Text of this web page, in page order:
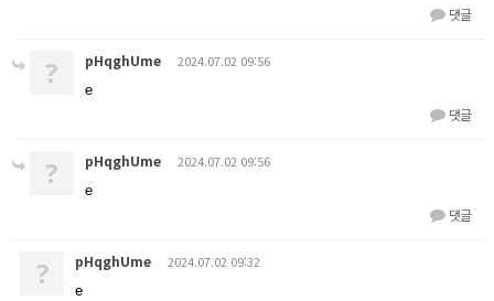
댓글
? pHqghUme 2024.07.02 09:56
e
댓글
? pHqghUme 2024.07.02 09:56
e
댓글
? pHqghUme 2024.07.02 09:32
e